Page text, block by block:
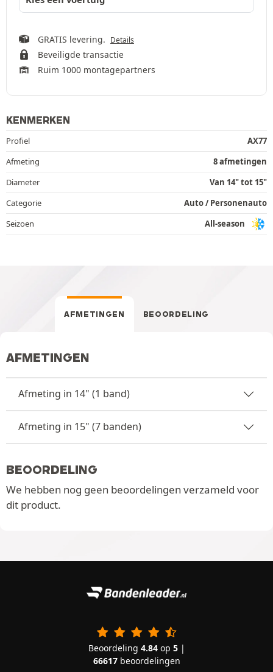
GRATIS levering. Details
Beveiligde transactie
Ruim 1000 montagepartners
KENMERKEN
Profiel
AX77
Afmeting
8 afmetingen
Diameter
Van 14" tot 15"
Categorie
Auto / Personenauto
Seizoen
All-season
AFMETINGEN BEOORDELING
AFMETINGEN
Afmeting in 14" (1 band)
Afmeting in 15" (7 banden)
BEOORDELING
We hebben nog geen beoordelingen verzameld voor
dit product.
Beoordeling 4.84op 5|
66617beoordelingen